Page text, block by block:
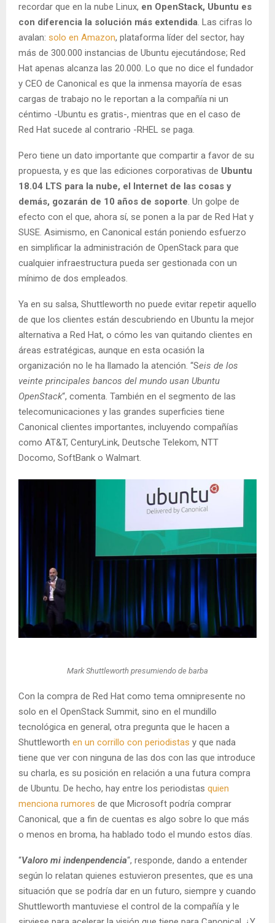
recordar que en la nube Linux, en OpenStack, Ubuntu es
con diferencia la solución más extendida. Las cifras lo
avalan: solo en Amazon, plataforma líder del sector, hay
más de 300.000 instancias de Ubuntu ejecutándose; Red
Hat apenas alcanza las 20.000. Lo que no dice el fundador
y CEO de Canonical es que la inmensa mayoría de esas
cargas de trabajo no le reportan a la compañía ni un
céntimo -Ubuntu es gratis-, mientras que en el caso de
Red Hat sucede al contrario -RHEL se paga.
Pero tiene un dato importante que compartir a favor de su
propuesta, y es que las ediciones corporativas de Ubuntu
18.04 LTS para la nube, el Internet de las cosas y
demás, gozarán de 10 años de soporte. Un golpe de
efecto con el que, ahora sí, se ponen a la par de Red Hat y
SUSE. Asimismo, en Canonical están poniendo esfuerzo
en simplificar la administración de OpenStack para que
cualquier infraestructura pueda ser gestionada con un
mínimo de dos empleados.
Ya en su salsa, Shuttleworth no puede evitar repetir aquello
de que los clientes están descubriendo en Ubuntu la mejor
alternativa a Red Hat, o cómo les van quitando clientes en
áreas estratégicas, aunque en esta ocasión la
organización no le ha llamado la atención. “Seis de los
veinte principales bancos del mundo usan Ubuntu
OpenStack“, comenta. También en el segmento de las
telecomunicaciones y las grandes superficies tiene
Canonical clientes importantes, incluyendo compañías
como AT&T, CenturyLink, Deutsche Telekom, NTT
Docomo, SoftBank o Walmart.
Mark Shuttleworth presumiendo de barba
Con la compra de Red Hat como tema omnipresente no
solo en el OpenStack Summit, sino en el mundillo
tecnológica en general, otra pregunta que le hacen a
Shuttleworth en un corrillo con periodistas y que nada
tiene que ver con ninguna de las dos con las que introduce
su charla, es su posición en relación a una futura compra
de Ubuntu. De hecho, hay entre los periodistas quien
menciona rumores de que Microsoft podría comprar
Canonical, que a fin de cuentas es algo sobre lo que más
o menos en broma, ha hablado todo el mundo estos días.
“Valoro mi indenpendencia“, responde, dando a entender
según lo relatan quienes estuvieron presentes, que es una
situación que se podría dar en un futuro, siempre y cuando
Shuttleworth mantuviese el control de la compañía y le